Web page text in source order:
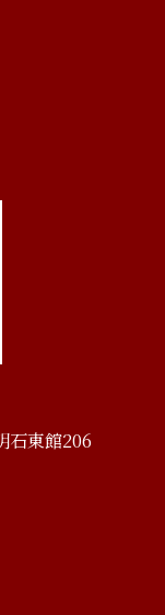
石東館206